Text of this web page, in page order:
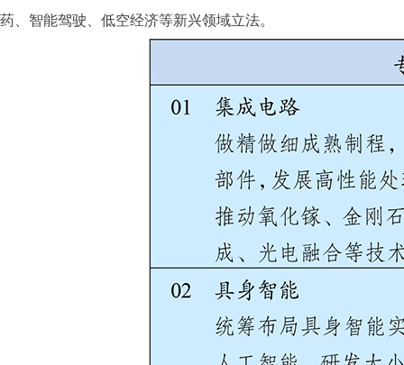
药、智能驾驶、低空经济等新兴领域立法。